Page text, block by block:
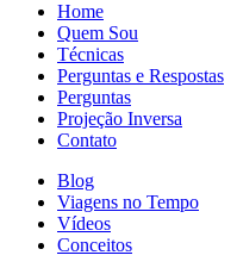
Home
Quem Sou
Técnicas
Perguntas e Respostas
Perguntas
Projeção Inversa
Contato
Blog
Viagens no Tempo
Vídeos
Conceitos